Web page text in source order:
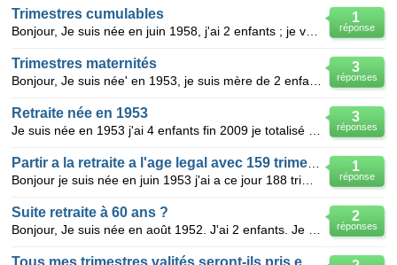
1
réponse
Trimestres cumulables
3
réponses
Trimestres maternités
3
réponses
Retraite née en 1953
1
réponse
2
réponses
Suite retraite à 60 ans ?